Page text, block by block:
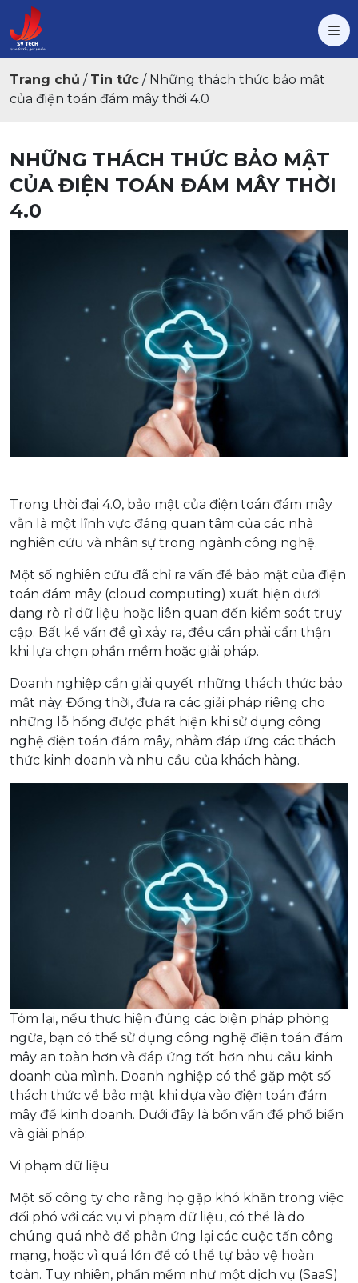
Trang chủ / Tin tức / Những thách thức bảo mật
của điện toán đám mây thời 4.0
NHỮNG THÁCH THỨC BẢO MẬT
CỦA ĐIỆN TOÁN ĐÁM MÂY THỜI
4.0
Trong thời đại 4.0, bảo mật của điện toán đám mây
vẫn là một lĩnh vực đáng quan tâm của các nhà
nghiên cứu và nhân sự trong ngành công nghệ.
Một số nghiên cứu đã chỉ ra vấn đề bảo mật của điện
toán đám mây (cloud computing) xuất hiện dưới
dạng rò rỉ dữ liệu hoặc liên quan đến kiểm soát truy
cập. Bất kể vấn đề gì xảy ra, đều cần phải cẩn thận
khi lựa chọn phần mềm hoặc giải pháp.
Doanh nghiệp cần giải quyết những thách thức bảo
mật này. Đồng thời, đưa ra các giải pháp riêng cho
những lỗ hổng được phát hiện khi sử dụng công
nghệ điện toán đám mây, nhằm đáp ứng các thách
thức kinh doanh và nhu cầu của khách hàng.
Tóm lại, nếu thực hiện đúng các biện pháp phòng
ngừa, bạn có thể sử dụng công nghệ điện toán đám
mây an toàn hơn và đáp ứng tốt hơn nhu cầu kinh
doanh của mình. Doanh nghiệp có thể gặp một số
thách thức về bảo mật khi dựa vào điện toán đám
mây để kinh doanh. Dưới đây là bốn vấn đề phổ biến
và giải pháp:
Vi phạm dữ liệu
Một số công ty cho rằng họ gặp khó khăn trong việc
đối phó với các vụ vi phạm dữ liệu, có thể là do
chúng quá nhỏ để phản ứng lại các cuộc tấn công
mạng, hoặc vì quá lớn để có thể tự bảo vệ hoàn
toàn. Tuy nhiên, phần mềm như một dịch vụ (SaaS)